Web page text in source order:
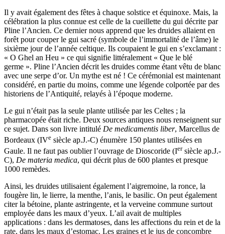
Il y avait également des fêtes à chaque solstice et équinoxe. Mais, la
célébration la plus connue est celle de la cueillette du gui décrite par
Pline l’Ancien. Ce dernier nous apprend que les druides allaient en
forêt pour couper le gui sacré (symbole de l’immortalité de l’âme) le
sixième jour de l’année celtique. Ils coupaient le gui en s’exclamant :
« O Ghel an Heu » ce qui signifie littéralement « Que le blé
germe ». Pline l’Ancien décrit les druides comme étant vêtu de blanc
avec une serpe d’or. Un mythe est né ! Ce cérémonial est maintenant
considéré, en partie du moins, comme une légende colportée par des
historiens de l’Antiquité, relayés à l’époque moderne.
Le gui n’était pas la seule plante utilisée par les Celtes ; la
pharmacopée était riche. Deux sources antiques nous renseignent sur
ce sujet. Dans son livre intitulé De medicamentis liber, Marcellus de
Bordeaux (IVe siècle ap.J.-C) énumère 150 plantes utilisées en
Gaule. Il ne faut pas oublier l’ouvrage de Dioscoride (Iersiècle ap.J.-
C), De materia medica, qui décrit plus de 600 plantes et presque
1000 remèdes.
Ainsi, les druides utilisaient également l’aigremoine, la ronce, la
fougère lin, le lierre, la menthe, l’anis, le basilic. On peut également
citer la bétoine, plante astringente, et la verveine commune surtout
employée dans les maux d’yeux. L’ail avait de multiples
applications : dans les dermatoses, dans les affections du rein et de la
rate, dans les maux d’estomac. Les graines et le jus de concombre